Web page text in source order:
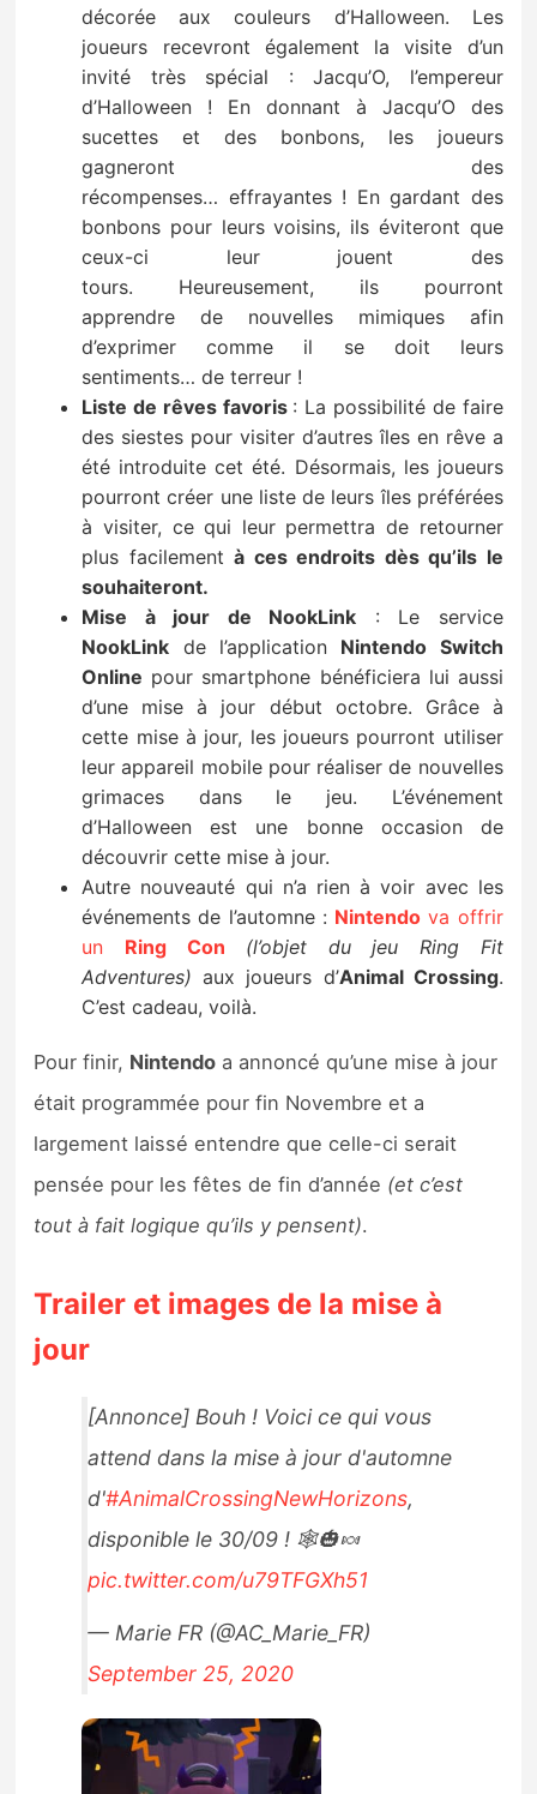
décorée aux couleurs d’Halloween. Les
joueurs recevront également la visite d’un
invité très spécial : Jacqu’O, l’empereur
d’Halloween ! En donnant à Jacqu’O des
sucettes et des bonbons, les joueurs
gagneront des
récompenses… effrayantes ! En gardant des
bonbons pour leurs voisins, ils éviteront que
ceux-ci leur jouent des
tours. Heureusement, ils pourront
apprendre de nouvelles mimiques afin
d’exprimer comme il se doit leurs
sentiments… de terreur !
Liste de rêves favoris : La possibilité de faire
des siestes pour visiter d’autres îles en rêve a
été introduite cet été. Désormais, les joueurs
pourront créer une liste de leurs îles préférées
à visiter, ce qui leur permettra de retourner
plus facilementà ces endroits dès qu’ils le
souhaiteront.
Mise à jour de NookLink : Le service
NookLink de l’application Nintendo Switch
Online pour smartphone bénéficiera lui aussi
d’une mise à jour début octobre. Grâce à
cette mise à jour, les joueurs pourront utiliser
leur appareil mobile pour réaliser de nouvelles
grimaces dans le jeu. L’événement
d’Halloween est une bonne occasion de
découvrir cette mise à jour.
Autre nouveauté qui n’a rien à voir avec les
événements de l’automne : Nintendo va offrir
un Ring Con (l’objet du jeu Ring Fit
Adventures) aux joueurs d’Animal Crossing.
C’est cadeau, voilà.
Pour finir, Nintendo a annoncé qu’une mise à jour
était programmée pour fin Novembre et a
largement laissé entendre que celle-ci serait
pensée pour les fêtes de fin d’année (et c’est
tout à fait logique qu’ils y pensent).
Trailer et images de la mise à
jour
[Annonce] Bouh ! Voici ce qui vous
attend dans la mise à jour d'automne
d'#AnimalCrossingNewHorizons,
disponible le 30/09 ! 🕸️🎃🍬
pic.twitter.com/u79TFGXh51
— Marie FR (@AC_Marie_FR)
September 25, 2020